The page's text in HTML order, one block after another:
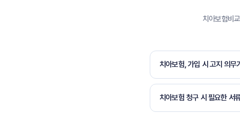
치아보험비
치아보험, 가입 시 고지 의무
치아보험 청구 시 필요한 서